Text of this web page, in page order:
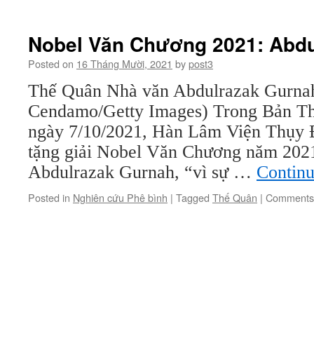
Nobel Văn Chương 2021:
Posted on 16 Tháng Mười, 2021 bypost3
Thế Quân Nhà văn Abdulrazak
Cendamo/Getty Images) Trong Bản
ngày 7/10/2021, Hàn Lâm Viện Thụy
tặng giải Nobel Văn Chương năm
Abdulrazak Gurnah, “vì sự …
Posted in Nghiên cứu Phê bình | Tagged Thế Quân |